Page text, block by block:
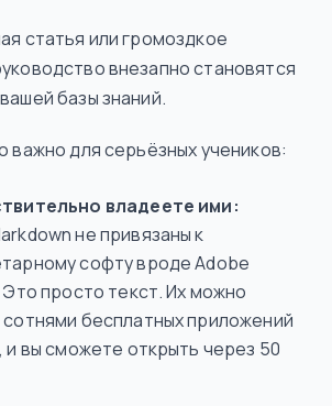
статья или громоздкое
внезапно становятся
базы знаний.
важно для серьёзных учеников:
владеете ими:
не привязаны к
софту вроде Adobe
просто текст. Их можно
бесплатных приложений
и вы сможете открыть через 50